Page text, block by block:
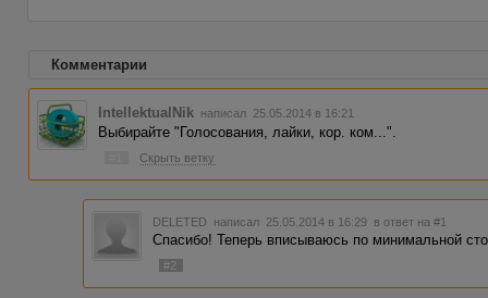
Комментарии
IntellektualNik написал 25.05.2014 в 16:21
Выбирайте "Голосования, лайки, кор. ком...".
Скрыть ветку
DELETED написал 25.05.2014 в 16:29 в ответ на #1
Спасибо! Теперь вписываюсь по минимальной
#2